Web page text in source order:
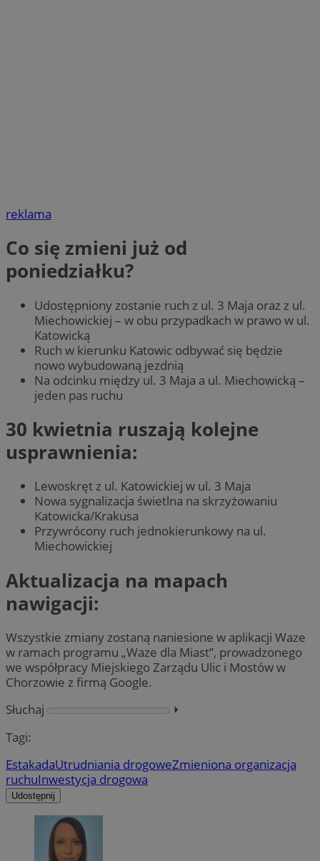
reklama
Co się zmieni już od
poniedziałku?
Udostępniony zostanie ruch z ul. 3 Maja oraz z ul.
Miechowickiej – w obu przypadkach w prawo w ul.
Katowicką
Ruch w kierunku Katowic odbywać się będzie
nowo wybudowaną jezdnią
Na odcinku między ul. 3 Maja a ul. Miechowicką –
jeden pas ruchu
30 kwietnia ruszają kolejne
usprawnienia:
Lewoskręt z ul. Katowickiej w ul. 3 Maja
Nowa sygnalizacja świetlna na skrzyżowaniu
Katowicka/Krakusa
Przywrócony ruch jednokierunkowy na ul.
Miechowickiej
Aktualizacja na mapach
nawigacji:
Wszystkie zmiany zostaną naniesione w aplikacji Waze
w ramach programu „Waze dla Miast”, prowadzonego
we współpracy Miejskiego Zarządu Ulic i Mostów w
Chorzowie z firmą Google.
Słuchaj
⏵︎
Tagi:
EstakadaUtrudniania drogoweZmieniona organizacja
ruchuInwestycja drogowa
Udostępnij